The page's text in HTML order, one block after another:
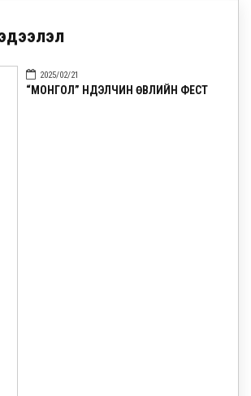
2025/02/21
“МОНГОЛ” НҮҮДЭЛЧИН ӨВЛИЙН ФЕСТ